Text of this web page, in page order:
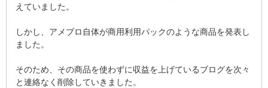
えていました。
しかし、アメブロ自体が商用利用パックのような商品を発表し
ました。
そのため、その商品を使わずに収益を上げているブログを次々
と連絡なく削除していきました。